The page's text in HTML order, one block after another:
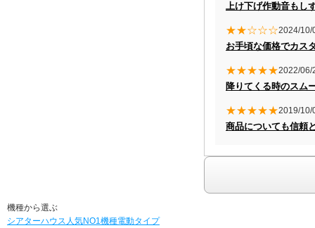
上け下げ作動音もし
★★☆☆☆2024/10/
お手頃な価格でカス
★★★★★2022/06/
降りてくる時のスム
★★★★★2019/10/
商品についても信頼
機種から選ぶ
シアターハウス人気NO1機種電動タイプ